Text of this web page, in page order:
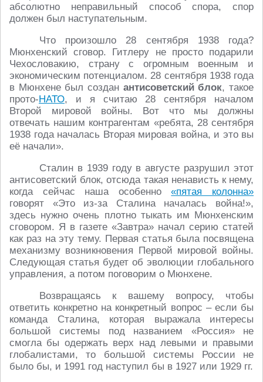
абсолютно неправильный способ спора, спор
должен был наступательным.
Что произошло 28 сентября 1938 года?
Мюнхенский сговор. Гитлеру не просто подарили
Чехословакию, страну с огромным военным и
экономическим потенциалом. 28 сентября 1938 года
в Мюнхене был создан антисоветский блок, такое
прото-НАТО, и я считаю 28 сентября началом
Второй мировой войны. Вот что мы должны
отвечать нашим контрагентам «ребята, 28 сентября
1938 года началась Вторая мировая война, и это вы
её начали».
Сталин в 1939 году в августе разрушил этот
антисоветский блок, отсюда такая ненависть к нему,
когда сейчас наша особенно«пятая колонна»
говорят «Это из-за Сталина началась война!»,
здесь нужно очень плотно тыкать им Мюнхенским
сговором. Я в газете «Завтра» начал серию статей
как раз на эту тему. Первая статья была посвящена
механизму возникновения Первой мировой войны.
Следующая статья будет об эволюции глобального
управления, а потом поговорим о Мюнхене.
Возвращаясь к вашему вопросу, чтобы
ответить конкретно на конкретный вопрос – если бы
команда Сталина, которая выражала интересы
большой системы под названием «Россия» не
смогла бы одержать верх над левыми и правыми
глобалистами, то большой системы России не
было бы, и 1991 год наступил бы в 1927 или 1929 гг.